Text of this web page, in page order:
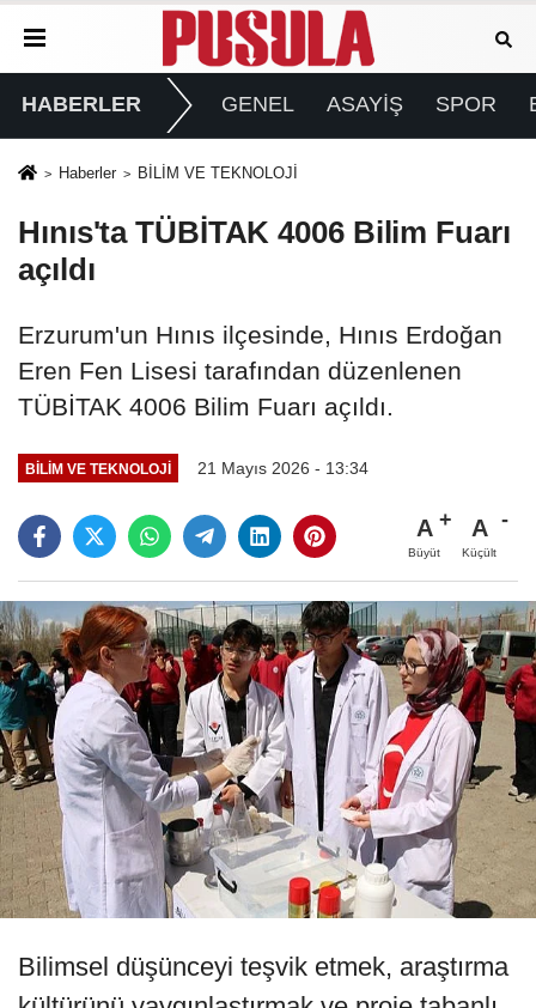
HABERLER GENEL ASAYİŞ SPOR
Haberler BİLİM VE TEKNOLOJİ
Hınıs'ta TÜBİTAK 4006 Bilim Fuarı
açıldı
Erzurum'un Hınıs ilçesinde, Hınıs Erdoğan
Eren Fen Lisesi tarafından düzenlenen
TÜBİTAK 4006 Bilim Fuarı açıldı.
BİLİM VE TEKNOLOJİ 21 Mayıs 2026 - 13:34
A
Büyüt
A
Küçült
Bilimsel düşünceyi teşvik etmek, araştırma